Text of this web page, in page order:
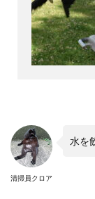
清掃員クロア
水を